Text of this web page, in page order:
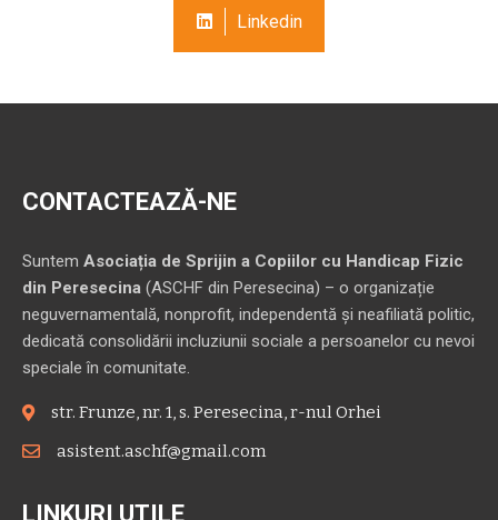
Linkedin
CONTACTEAZĂ-NE
Suntem Asociația de Sprijin a Copiilor cu Handicap Fizic
din Peresecina (ASCHF din Peresecina) – o organizație
neguvernamentală, nonprofit, independentă și neafiliată politic,
dedicată consolidării incluziunii sociale a persoanelor cu nevoi
speciale în comunitate.
str. Frunze, nr. 1, s. Peresecina, r-nul Orhei
asistent.aschf@gmail.com
LINKURI UTILE